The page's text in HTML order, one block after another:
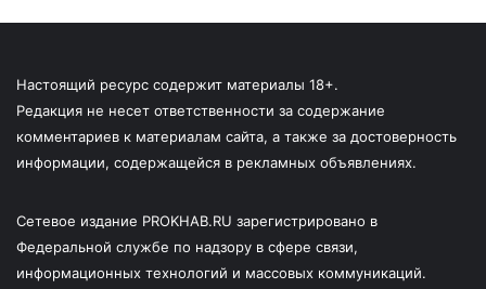
Настоящий ресурс содержит материалы 18+.
Редакция не несет ответственности за содержание
комментариев к материалам сайта, а также за достоверность
информации, содержащейся в рекламных объявлениях.
Сетевое издание PROKHAB.RU зарегистрировано в
Федеральной службе по надзору в сфере связи,
информационных технологий и массовых коммуникаций.